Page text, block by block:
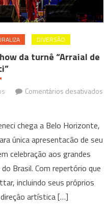
DIVERSÃO
da turnê “Arraial de
Comentários desativados
chega a Belo Horizonte,
única apresentacão de seu
celebração aos grandes
Brasil. Com repertório que
incluindo seus próprios
artística […]